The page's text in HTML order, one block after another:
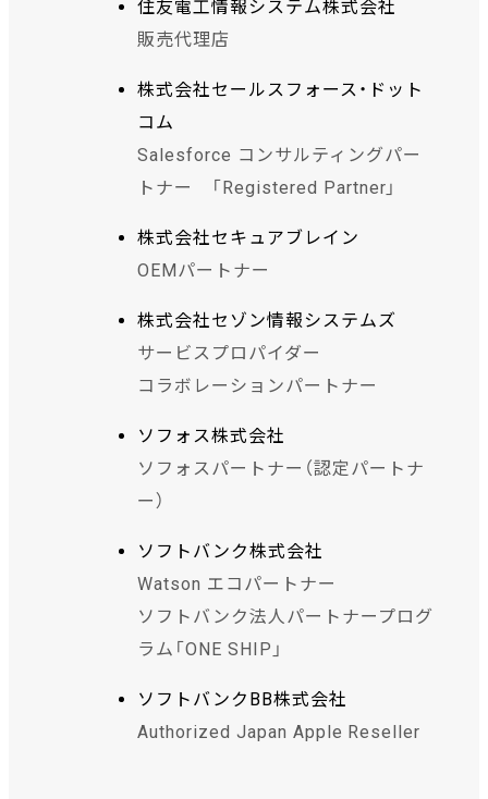
住友電工情報システム株式会社
販売代理店
株式会社セールスフォース・ドット
コム
Salesforce コンサルティングパー
トナー 「Registered Partner」
株式会社セキュアブレイン
OEMパートナー
株式会社セゾン情報システムズ
サービスプロパイダー
コラボレーションパートナー
ソフォス株式会社
ソフォスパートナー（認定パートナ
ー）
ソフトバンク株式会社
Watson エコパートナー
ソフトバンク法人パートナープログ
ラム「ONE SHIP」
ソフトバンクBB株式会社
Authorized Japan Apple Reseller